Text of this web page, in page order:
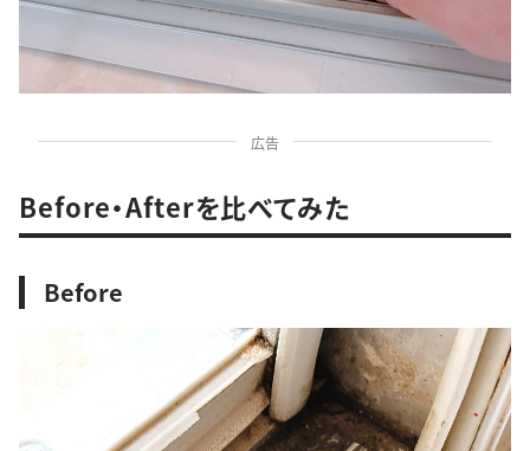
広告
Before・Afterを比べてみた
Before